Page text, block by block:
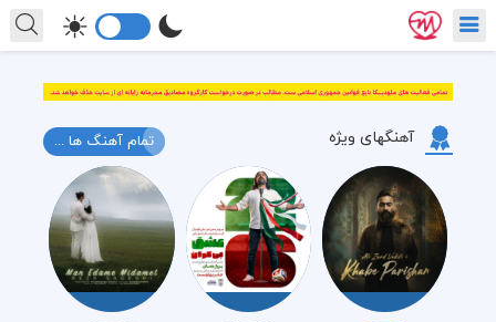
آهنگهای ویژه تمام آهنگ ها ...